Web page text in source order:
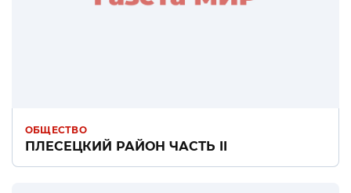
ОБЩЕСТВО
ПЛЕСЕЦКИЙ РАЙОН ЧАСТЬ II